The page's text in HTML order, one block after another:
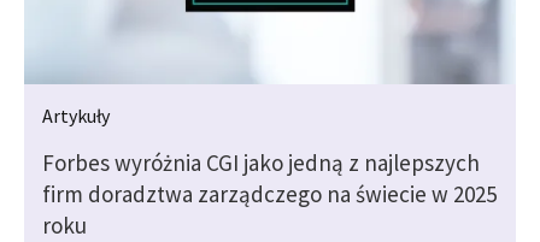
Artykuły
Forbes wyróżnia CGI jako jedną z najlepszych
firm doradztwa zarządczego na świecie w 2025
roku